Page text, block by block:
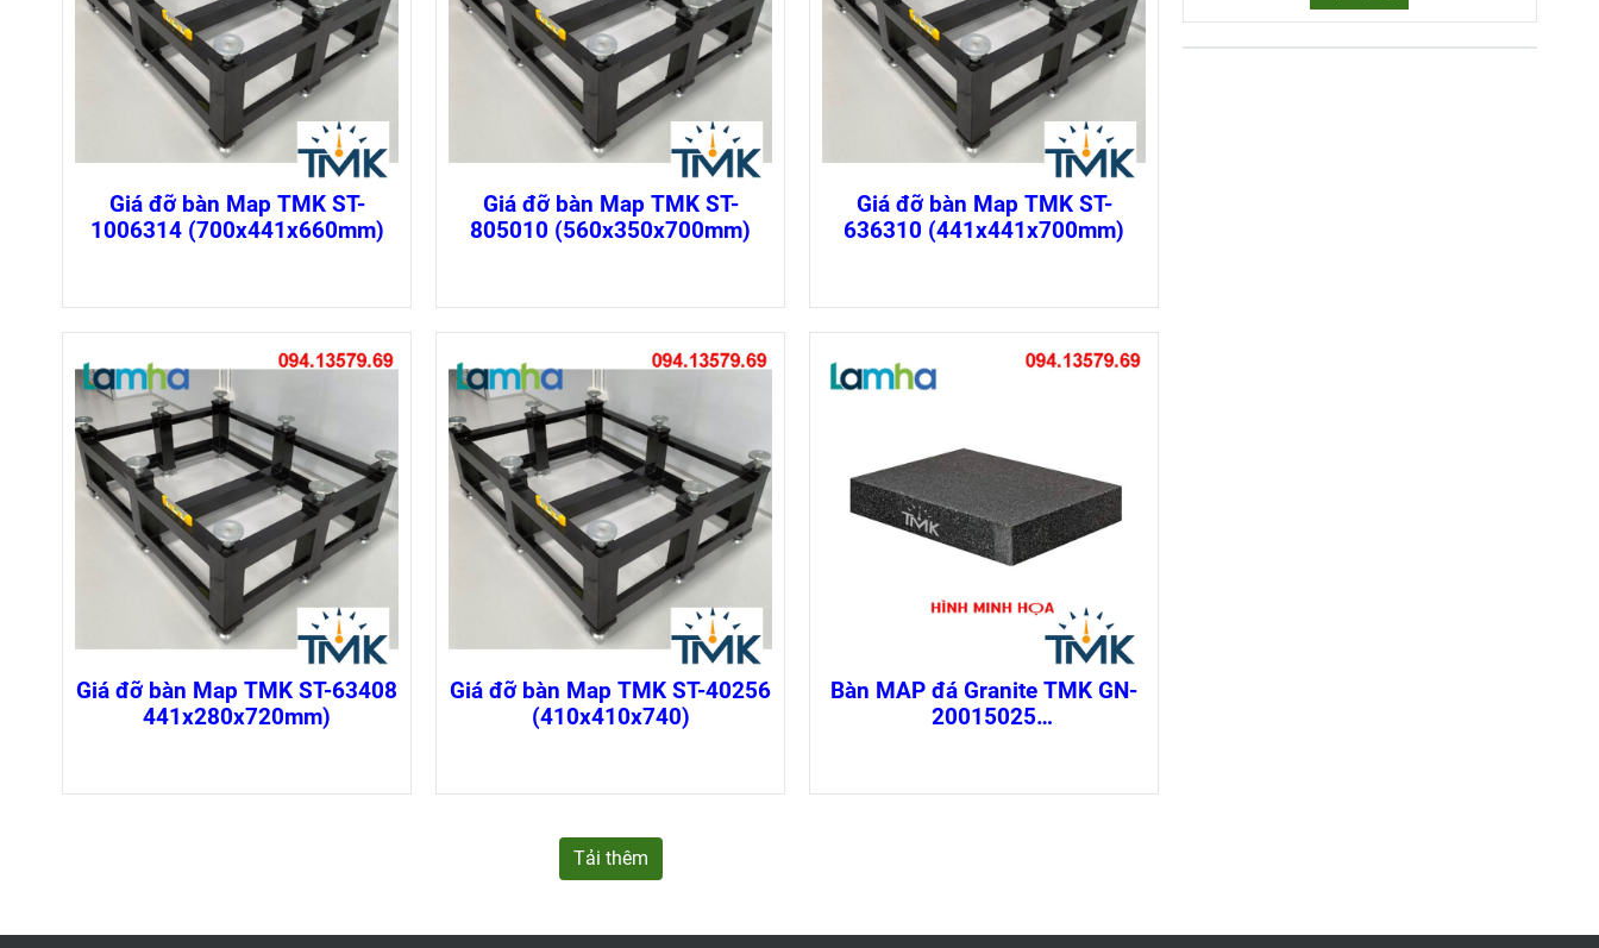
Giá đỡ bàn Map TMK ST-
1006314 (700x441x660mm)
Giá đỡ bàn Map TMK ST-
805010 (560x350x700mm)
Giá đỡ bàn Map TMK ST-
636310 (441x441x700mm)
Giá đỡ bàn Map TMK ST-63408
441x280x720mm)
Giá đỡ bàn Map TMK ST-40256
(410x410x740)
Bàn MAP đá Granite TMK GN-
20015025
Tải thêm
Mennekes
CIKACHI
PUTON